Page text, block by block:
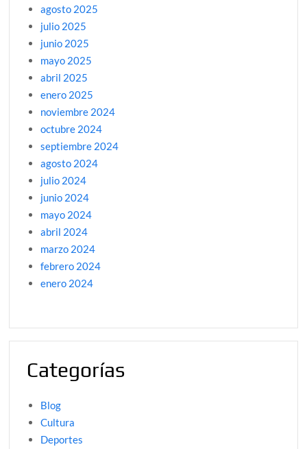
agosto 2025
julio 2025
junio 2025
mayo 2025
abril 2025
enero 2025
noviembre 2024
octubre 2024
septiembre 2024
agosto 2024
julio 2024
junio 2024
mayo 2024
abril 2024
marzo 2024
febrero 2024
enero 2024
Categorías
Blog
Cultura
Deportes